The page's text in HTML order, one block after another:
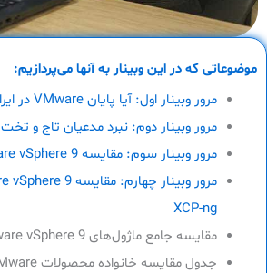
موضوعاتی که در این وبینار به آنها می‌پردازیم:
مرور وبینار اول: آیا پایان VMware در ایران نزدیک است؟
مرور وبینار دوم: نبرد مدعیان تاج و تخت VMware در ایران
مرور وبینار سوم: مقایسه VMware vSphere 9 و Hyper-V
XCP-ng
مقایسه جامع ماژول‌های VMware vSphere 9 و Proxmox
جدول مقایسه خانواده محصولات VMware و Proxmox